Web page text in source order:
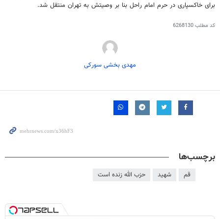
برای خاکسپاری در حرم امام راحل بنا بر وصیتش به تهران منتقل شد.
کد مطلب6268130
مهدی بخشی سورکی
برچسب‌ها
قم شهید حزب الله زنده است